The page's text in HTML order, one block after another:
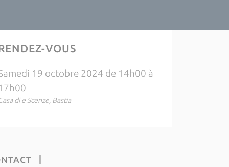
VOUS
19 octobre 2024 de 14h00 à
di e Scenze, Bastia